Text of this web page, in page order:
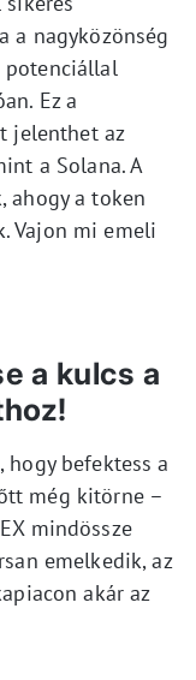
a nagyközönség
potenciállal
Ez a
jelenthet az
a Solana. A
ahogy a token
Vajon mi emeli
a kulcs a
hogy befektess a
még kitörne –
mindössze
emelkedik, az
akár az